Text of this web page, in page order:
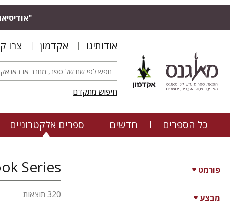
אודותינו אקדמון צרו
חיפוש מתקדם
כל הספרים חדשים ספרים אלקטרוניים
פורמט
מבצע 320 תוצאות